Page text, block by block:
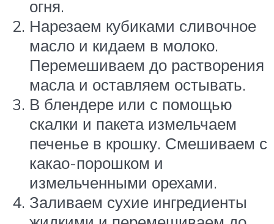
огня.
Нарезаем кубиками сливочное
масло и кидаем в молоко.
Перемешиваем до растворения
масла и оставляем остывать.
В блендере или с помощью
скалки и пакета измельчаем
печенье в крошку. Смешиваем с
какао-порошком и
измельченными орехами.
Заливаем сухие ингредиенты